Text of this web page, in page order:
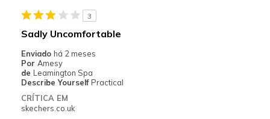
Special Occasions
Sizing
View On Shoes
I'm Into Shoes
3
Sadly Uncomfortable
Enviado há 2 meses
Por Amesy
de Leamington Spa
Describe Yourself Practical
CRÍTICA EM
skechers.co.uk